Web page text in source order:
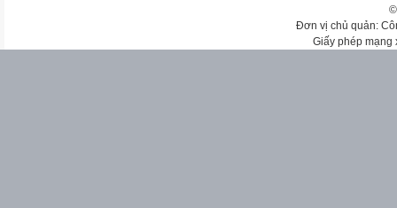
Đơn vị chủ quản:
Giấy phép mạng